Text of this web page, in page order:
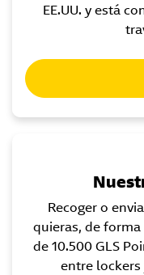
EE.UU. y está
Recoger o
quieras, de
de 10.500 GLS
entre lockers